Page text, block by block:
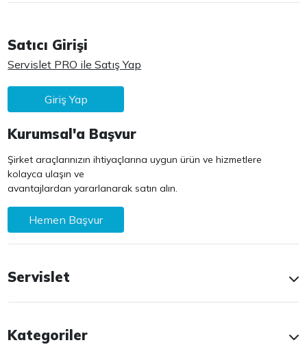
Satıcı Girişi
Servislet PRO ile Satış Yap
Giriş Yap
Kurumsal'a Başvur
Şirket araçlarınızın ihtiyaçlarına uygun ürün ve hizmetlere
kolayca ulaşın ve
avantajlardan yararlanarak satın alın.
Hemen Başvur
Servislet
Kategoriler